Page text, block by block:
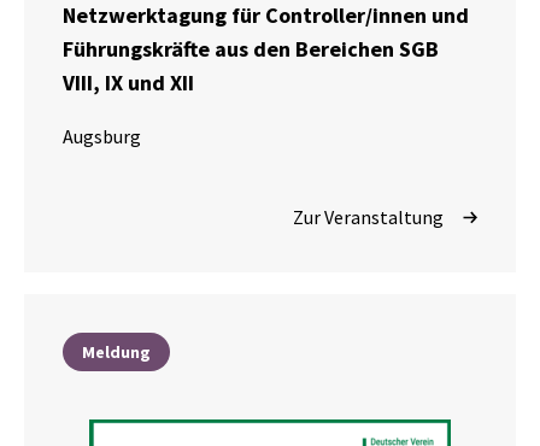
Netzwerktagung für Controller/innen und
Führungskräfte aus den Bereichen SGB
VIII, IX und XII
Augsburg
Zur Veranstaltung
Meldung